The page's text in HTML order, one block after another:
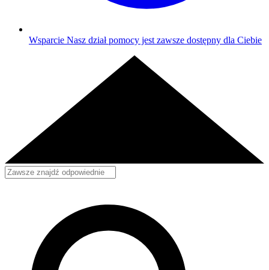
Wsparcie Nasz dział pomocy jest zawsze dostępny dla Ciebie